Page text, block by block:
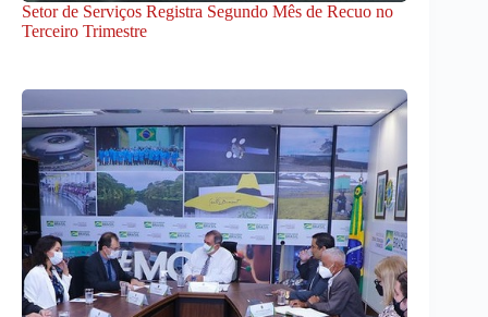
Setor de Serviços Registra Segundo Mês de Recuo no
Terceiro Trimestre